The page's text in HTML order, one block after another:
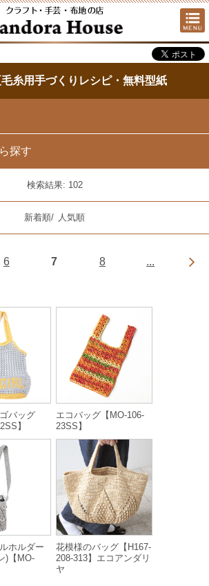
糸用手づくりレシピ・無料型紙
探す
検索結果: 102
新着順/ 人気順
6 7 8 ...
バッグ
】
エコバッグ【MO-106-
23SS】
ホルダー
)【MO-
花模様のバッグ【H167-
208-313】エコアンダリ
ヤ